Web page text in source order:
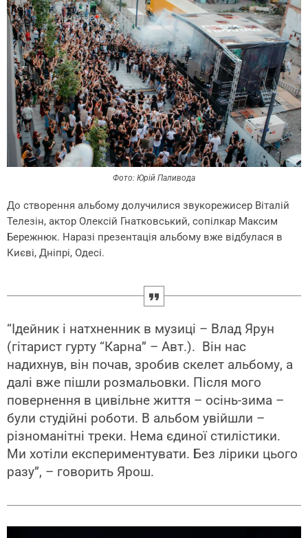
Фото: Юрій Паливода
До створення альбому долучилися звукорежисер Віталій
Телезін, актор Олексій Гнатковський, сопілкар Максим
Бережнюк. Наразі презентація альбому вже відбулася в
Києві, Дніпрі, Одесі.
“Ідейник і натхненник в музиці – Влад Ярун
(гітарист гурту “Карна” – Авт.). Він нас
надихнув, він почав, зробив скелет альбому, а
далі вже пішли розмальовки. Після мого
повернення в цивільне життя – осінь-зима –
були студійні роботи. В альбом увійшли –
різноманітні треки. Нема єдиної стилістики.
Ми хотіли експериментувати. Без лірики цього
разу”, – говорить Ярош.